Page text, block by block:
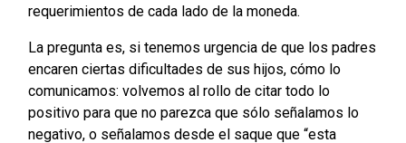
requerimientos de cada lado de la moneda.
La pregunta es, si tenemos urgencia de que los padres
encaren ciertas dificultades de sus hijos, cómo lo
comunicamos: volvemos al rollo de citar todo lo
positivo para que no parezca que sólo señalamos lo
negativo, o señalamos desde el saque que “esta